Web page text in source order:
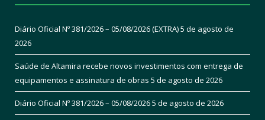
Diário Oficial Nº 381/2026 – 05/08/2026 (EXTRA)5 de agosto de
2026
Saúde de Altamira recebe novos investimentos com entrega de
equipamentos e assinatura de obras 5 de agosto de 2026
Diário Oficial Nº 381/2026 – 05/08/20265 de agosto de 2026